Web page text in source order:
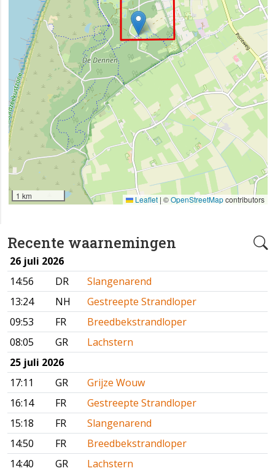
Recente waarnemingen
26 juli 2026
14:56
DR
Slangenarend
13:24
NH
Gestreepte Strandloper
09:53
FR
Breedbekstrandloper
08:05
GR
Lachstern
25 juli 2026
17:11
GR
Grijze Wouw
16:14
FR
Gestreepte Strandloper
15:18
FR
Slangenarend
14:50
FR
Breedbekstrandloper
14:40
GR
Lachstern
1 km Leaflet | ©OpenStreetMapcontributors